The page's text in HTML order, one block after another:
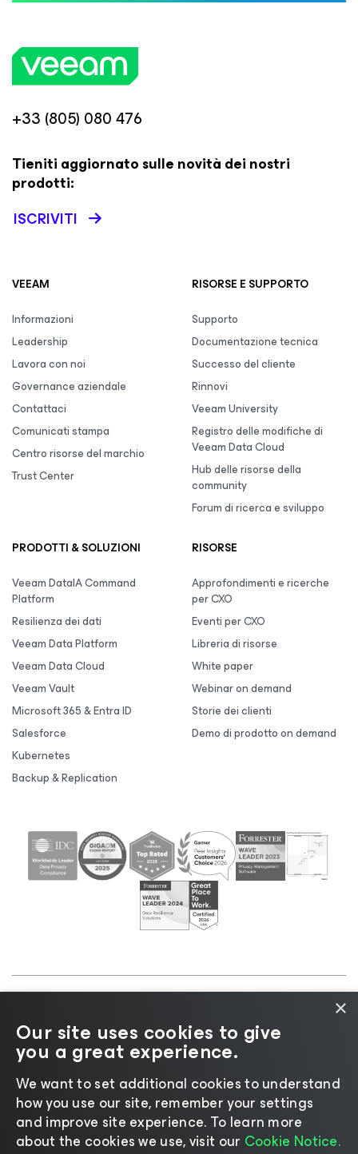
+33 (805) 080 476
Tieniti aggiornato sulle novità dei nostri
prodotti:
ISCRIVITI
VEEAM
Informazioni
Leadership
Lavora con noi
Governance aziendale
Contattaci
Comunicati stampa
Centro risorse del marchio
Trust Center
RISORSE E SUPPORTO
Supporto
Documentazione tecnica
Successo del cliente
Rinnovi
Veeam University
Registro delle modifiche di
Veeam Data Cloud
Hub delle risorse della
community
Forum di ricerca e sviluppo
PRODOTTI & SOLUZIONI
Veeam DataIA Command
Platform
Resilienza dei dati
Veeam Data Platform
Veeam Data Cloud
Veeam Vault
Microsoft 365 & Entra ID
Salesforce
Kubernetes
Backup & Replication
RISORSE
Approfondimenti e ricerche
per CXO
Eventi per CXO
Libreria di risorse
White paper
Webinar on demand
Storie dei clienti
Demo di prodotto on demand
Informativa sulla privacy
|Informativa sui cookie|Informazioni legali
di licenza|Risorse del fornitore
Cambia lingua
×
Our site uses cookies to give
you a great experience.
We want to set additional cookies to understand
how you use our site, remember your settings
and improve site experience. ​To learn more
about the cookies we use, visit our Cookie Notice.